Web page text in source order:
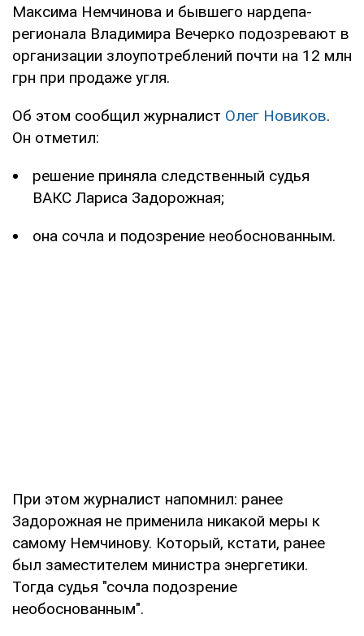
Максима Немчинова и бывшего нардепа-
регионала Владимира Вечерко подозревают в
организации злоупотреблений почти на 12 млн
грн при продаже угля.
Об этом сообщил журналист Олег Новиков.
Он отметил:
решение приняла следственный судья
ВАКС Лариса Задорожная;
она сочла и подозрение необоснованным.
При этом журналист напомнил: ранее
Задорожная не применила никакой меры к
самому Немчинову. Который, кстати, ранее
был заместителем министра энергетики.
Тогда судья "сочла подозрение
необоснованным".